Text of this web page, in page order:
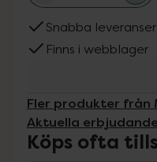
Snabba leveranser
Finns i webblager
Fler produkter från
Aktuella
Köps ofta